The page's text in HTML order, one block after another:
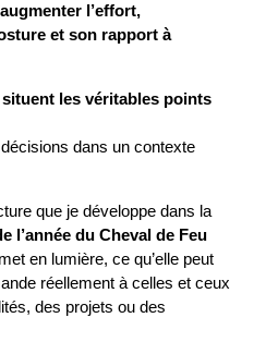
l’effort,
et son rapport à
les véritables points
dans un contexte
que je développe dans la
l’année du Cheval de Feu
en lumière, ce qu’elle peut
réellement à celles et ceux
des projets ou des